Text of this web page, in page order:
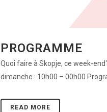
PROGRAMME
Quoi faire à Skopje, ce week-
dimanche : 10h00 – 00h00
READ MORE